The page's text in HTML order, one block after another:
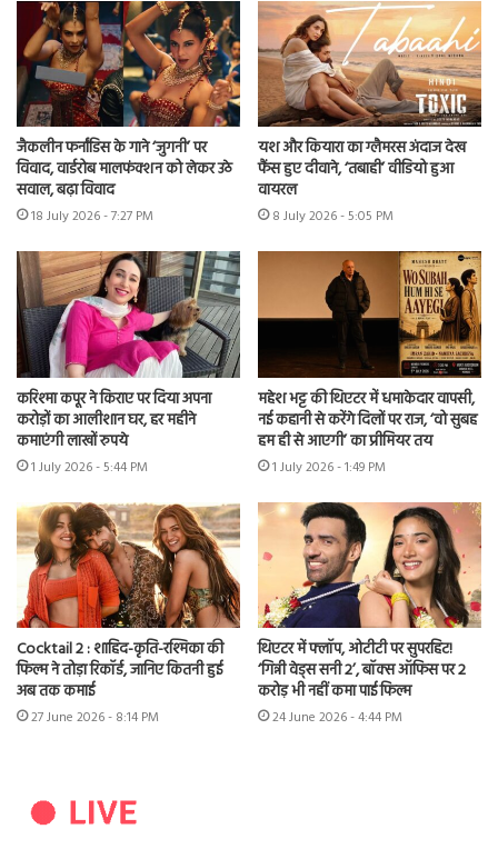
जैकलीन फर्नांडिस के गाने ‘जुगनी’ पर
विवाद, वार्डरोब मालफंक्शन को लेकर उठे
सवाल, बढ़ा विवाद
18 July 2026 - 7:27 PM
यश और कियारा का ग्लैमरस अंदाज देख
फैंस हुए दीवाने, ‘तबाही’ वीडियो हुआ
वायरल
8 July 2026 - 5:05 PM
करिश्मा कपूर ने किराए पर दिया अपना
करोड़ों का आलीशान घर, हर महीने
कमाएंगी लाखों रुपये
1 July 2026 - 5:44 PM
महेश भट्ट की थिएटर में धमाकेदार वापसी,
नई कहानी से करेंगे दिलों पर राज, ‘वो सुबह
हम ही से आएगी’ का प्रीमियर तय
1 July 2026 - 1:49 PM
Cocktail 2 : शाहिद-कृति-रश्मिका की
फिल्म ने तोड़ा रिकॉर्ड, जानिए कितनी हुई
अब तक कमाई
27 June 2026 - 8:14 PM
थिएटर में फ्लॉप, ओटीटी पर सुपरहिट!
‘गिन्नी वेड्स सनी 2’, बॉक्स ऑफिस पर 2
करोड़ भी नहीं कमा पाई फिल्म
24 June 2026 - 4:44 PM